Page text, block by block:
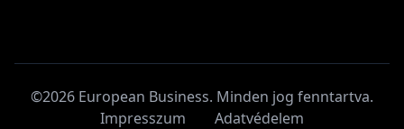
©2026 European Business. Minden jog fenntartva.
Impresszum
Adatvédelem